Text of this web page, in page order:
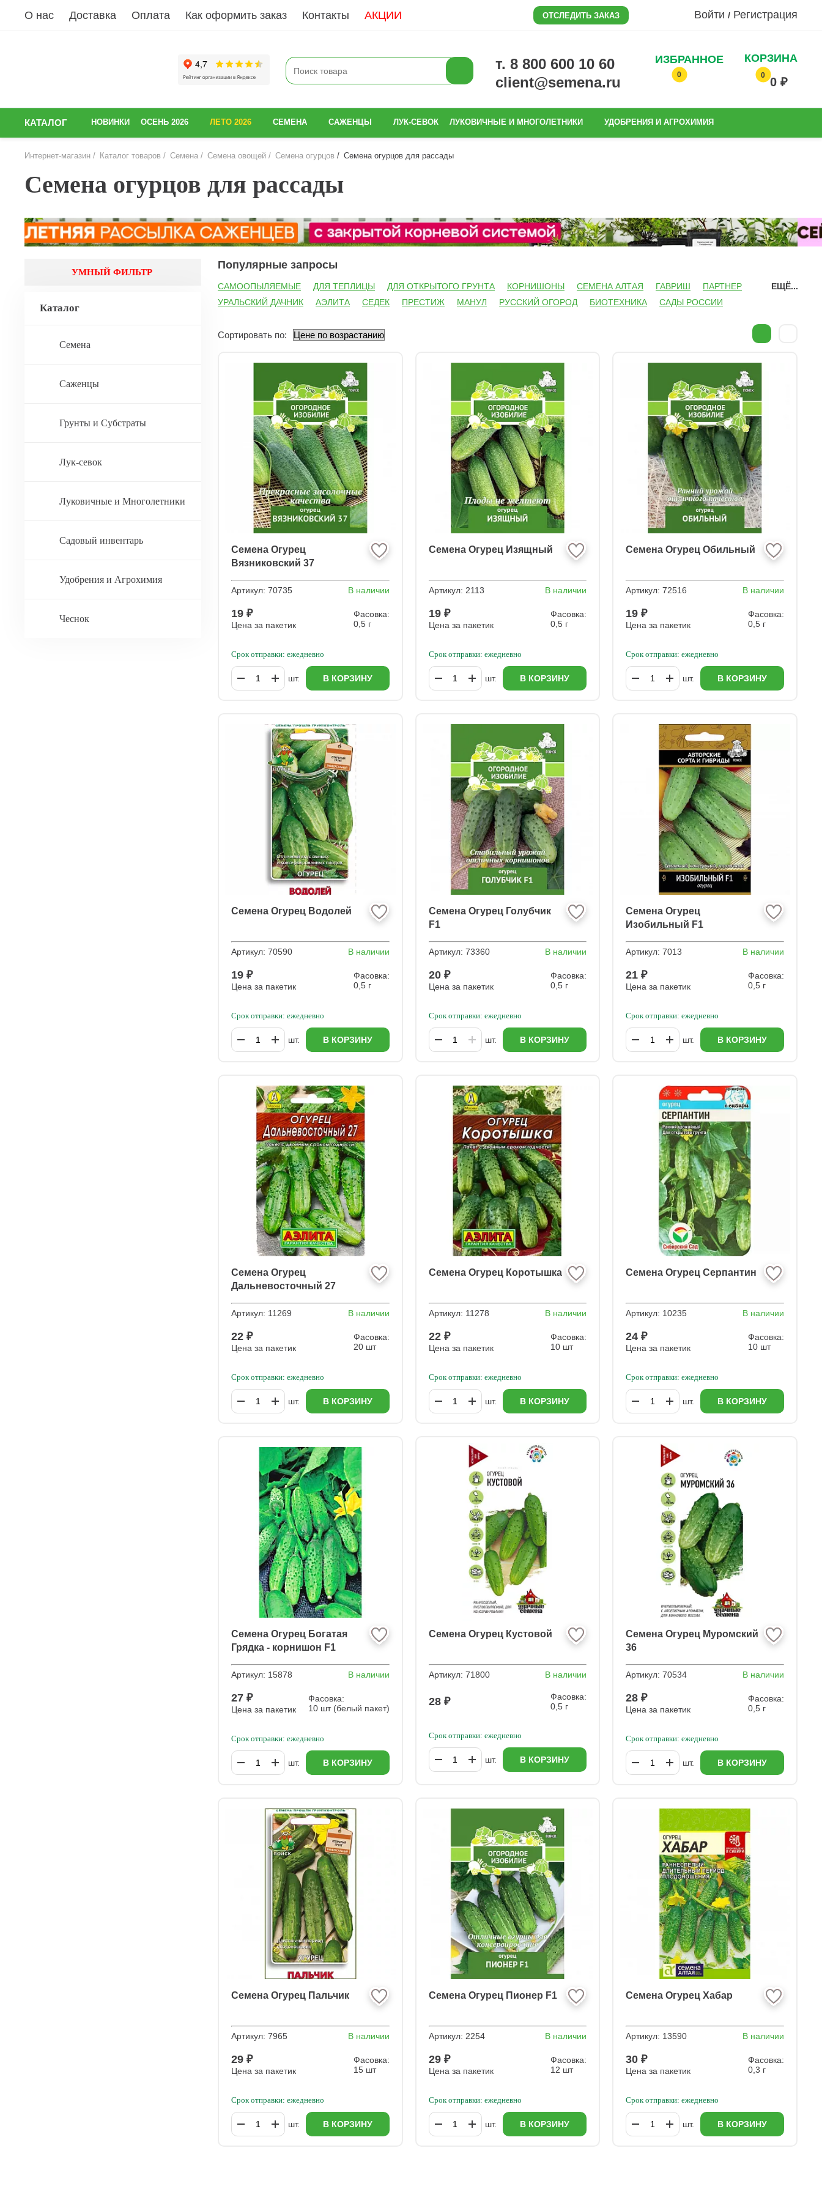
О нас Доставка Оплата Как оформить заказ Контакты АКЦИИ ОТСЛЕДИТЬ ЗАКАЗ Войти / Регистрация
т. 8 800 600 10 60
client@semena.ru
ИЗБРАННОЕ
0
КОРЗИНА
0
0 ₽
КАТАЛОГ НОВИНКИ ОСЕНЬ 2026 ЛЕТО 2026 СЕМЕНА САЖЕНЦЫ ЛУК-СЕВОК ЛУКОВИЧНЫЕ И МНОГОЛЕТНИКИ УДОБРЕНИЯ И АГРОХИМИЯ
Интернет-магазин Каталог товаров Семена Семена овощей Семена огурцов Семена огурцов для рассады
Семена огурцов для рассады
УМНЫЙ ФИЛЬТР
Каталог
Семена
Саженцы
Грунты и Субстраты
Лук-севок
Луковичные и Многолетники
Садовый инвентарь
Удобрения и Агрохимия
Чеснок
Популярные запросы
САМООПЫЛЯЕМЫЕ ДЛЯ ТЕПЛИЦЫ ДЛЯ ОТКРЫТОГО ГРУНТА КОРНИШОНЫ СЕМЕНА АЛТАЯ ГАВРИШ
ПАРТНЕР
УРАЛЬСКИЙ ДАЧНИК
АЭЛИТА СЕДЕК ПРЕСТИЖ МАНУЛ РУССКИЙ ОГОРОД БИОТЕХНИКА
САДЫ РОССИИ
ДЛИННОПЛОДНЫЕ
ЕЩЁ...
Сортировать по:
Семена Огурец
Вязниковский 37
Артикул: 70735 В наличии
19 ₽
Цена за пакетик
Фасовка:
0,5 г
Срок отправки: ежедневно
шт. В КОРЗИНУ
Семена Огурец Изящный
Артикул: 2113 В наличии
19 ₽
Цена за пакетик
Фасовка:
0,5 г
Срок отправки: ежедневно
шт. В КОРЗИНУ
Семена Огурец Обильный
Артикул:72516 В наличии
19 ₽
Цена за пакетик
Фасовка:
0,5 г
Срок отправки: ежедневно
шт. В КОРЗИНУ
Семена Огурец Водолей
Артикул: 70590 В наличии
19 ₽
Цена за пакетик
Фасовка:
0,5 г
Срок отправки: ежедневно
шт. В КОРЗИНУ
Семена Огурец Голубчик
F1
Артикул: 73360 В наличии
20 ₽
Цена за пакетик
Фасовка:
0,5 г
Срок отправки: ежедневно
шт. В КОРЗИНУ
Семена Огурец
Изобильный F1
Артикул:7013 В наличии
21 ₽
Цена за пакетик
Фасовка:
0,5 г
Срок отправки: ежедневно
шт. В КОРЗИНУ
Семена Огурец
Дальневосточный 27
Артикул: 11269 В наличии
22 ₽
Цена за пакетик
Фасовка:
20 шт
Срок отправки: ежедневно
шт. В КОРЗИНУ
Семена Огурец Коротышка
Артикул: 11278 В наличии
22 ₽
Цена за пакетик
Фасовка:
10 шт
Срок отправки: ежедневно
шт. В КОРЗИНУ
Семена Огурец Серпантин
Артикул: 10235 В наличии
24 ₽
Цена за пакетик
Фасовка:
10 шт
Срок отправки: ежедневно
шт. В КОРЗИНУ
Семена Огурец Богатая
Грядка - корнишон F1
Артикул: 15878 В наличии
27 ₽
Цена за пакетик
Фасовка:
10 шт (белый пакет)
Срок отправки: ежедневно
шт. В КОРЗИНУ
Семена Огурец Кустовой
Артикул: 71800 В наличии
28 ₽
Фасовка:
0,5 г
Срок отправки: ежедневно
шт. В КОРЗИНУ
Семена Огурец Муромский
36
Артикул:70534 В наличии
28 ₽
Цена за пакетик
Фасовка:
0,5 г
Срок отправки: ежедневно
шт. В КОРЗИНУ
Семена Огурец Пальчик
Артикул: 7965 В наличии
29 ₽
Цена за пакетик
Фасовка:
15 шт
Срок отправки: ежедневно
шт. В КОРЗИНУ
Семена Огурец Пионер F1
Артикул: 2254 В наличии
29 ₽
Цена за пакетик
Фасовка:
12 шт
Срок отправки: ежедневно
шт. В КОРЗИНУ
Семена Огурец Хабар
Артикул: 13590 В наличии
30 ₽
Цена за пакетик
Фасовка:
0,3 г
Срок отправки: ежедневно
шт. В КОРЗИНУ